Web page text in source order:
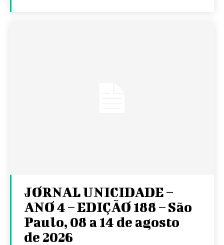
JORNAL UNICIDADE –
ANO 4 – EDIÇÃO 188 – São
Paulo, 08 a 14 de agosto
de 2026